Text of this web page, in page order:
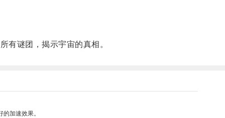
谜团，揭示宇宙的真相。
加速效果。